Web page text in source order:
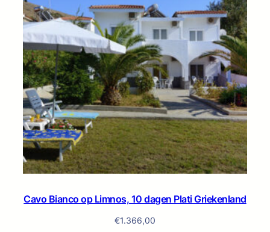
Cavo Bianco op Limnos, 10 dagen Plati Griekenland
€1.366,00